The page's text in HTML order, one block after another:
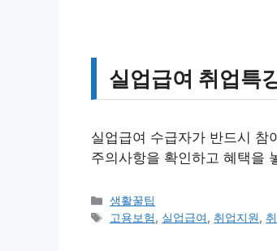
실업급여 취업특
실업급여 수급자가 반드시 참
주의사항을 확인하고 혜택을
카
테
생활꿀팁
태
고용보험, 실업급여, 취업지원,